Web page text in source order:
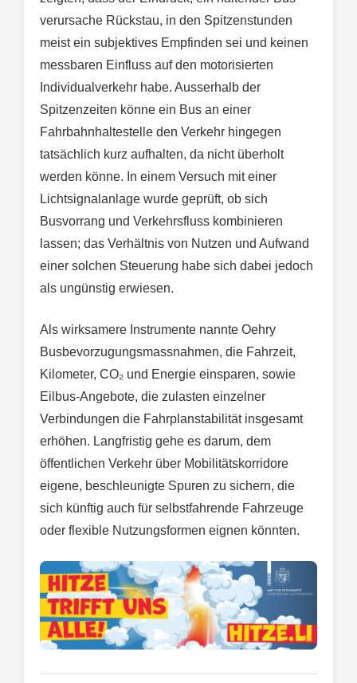
verursache Rückstau, in den Spitzenstunden
meist ein subjektives Empfinden sei und keinen
messbaren Einfluss auf den motorisierten
Individualverkehr habe. Ausserhalb der
Spitzenzeiten könne ein Bus an einer
Fahrbahnhaltestelle den Verkehr hingegen
tatsächlich kurz aufhalten, da nicht überholt
werden könne. In einem Versuch mit einer
Lichtsignalanlage wurde geprüft, ob sich
Busvorrang und Verkehrsfluss kombinieren
lassen; das Verhältnis von Nutzen und Aufwand
einer solchen Steuerung habe sich dabei jedoch
als ungünstig erwiesen.
Als wirksamere Instrumente nannte Oehry
Busbevorzugungsmassnahmen, die Fahrzeit,
Kilometer, CO₂ und Energie einsparen, sowie
Eilbus-Angebote, die zulasten einzelner
Verbindungen die Fahrplanstabilität insgesamt
erhöhen. Langfristig gehe es darum, dem
öffentlichen Verkehr über Mobilitätskorridore
eigene, beschleunigte Spuren zu sichern, die
sich künftig auch für selbstfahrende Fahrzeuge
oder flexible Nutzungsformen eignen könnten.